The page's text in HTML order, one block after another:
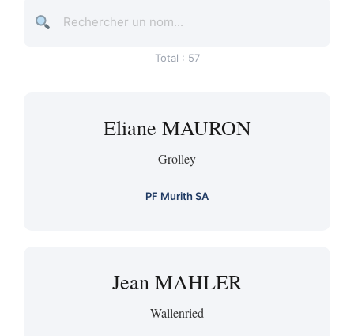
Total : 57
Eliane MAURON
Grolley
PF Murith SA
Jean MAHLER
Wallenried